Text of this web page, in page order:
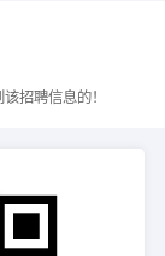
招聘信息的！